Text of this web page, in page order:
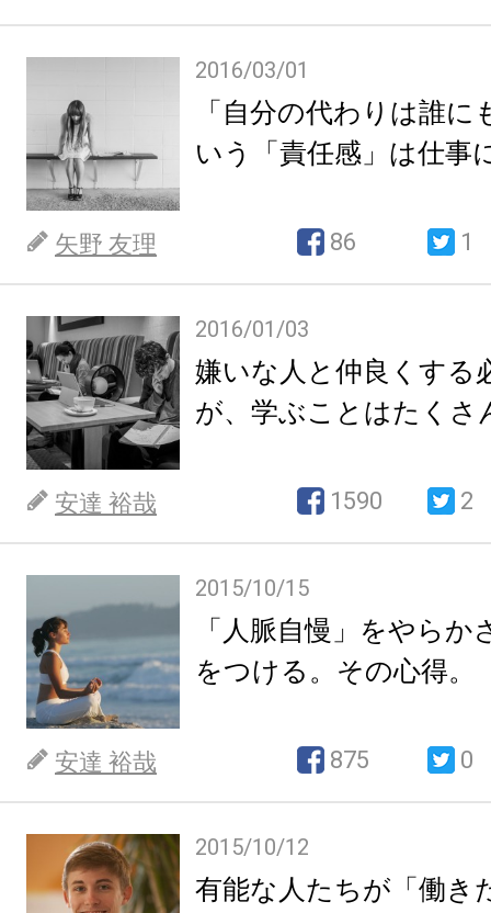
2016/03/01
「自分の代わりは誰
いう「責任感」は仕事
矢野 友理 86 1
2016/01/03
嫌いな人と仲良くする
が、学ぶことはたくさ
安達 裕哉 1590 2
2015/10/15
「人脈自慢」をやら
をつける。その心得。
安達 裕哉 875 0
2015/10/12
有能な人たちが「働き